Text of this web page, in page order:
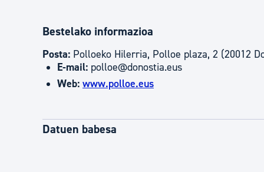
Bestelako informazioa
Posta: Polloeko Hilerria, Polloe plaza, 2 (20012
E-mail: polloe@donostia.eus
Web: www.polloe.eus
Datuen babesa